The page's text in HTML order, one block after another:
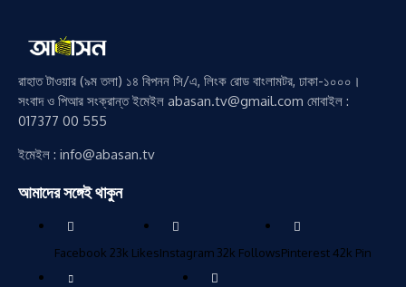
রাহাত টাওয়ার (৯ম তলা) ১৪ বিপনন সি/এ, লিংক রোড বাংলামটর, ঢাকা-১০০০।
সংবাদ ও পিআর সংক্রান্ত ইমেইল abasan.tv@gmail.com মোবাইল :
017377 00 555
ইমেইল : info@abasan.tv
আমাদের সঙ্গেই থাকুন
Facebook 23k LikesInstagram 32k FollowsPinterest42k Pin